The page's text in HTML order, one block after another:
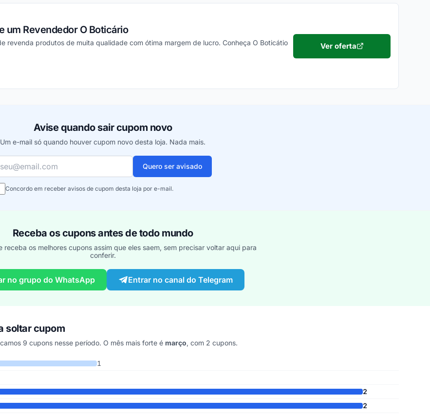
um Revendedor O Boticário
revenda produtos de muita qualidade com ótima margem de lucro. Conheça O Boticátio
Ver oferta
Avise quando sair cupom novo
Um e-mail só quando houver cupom novo desta loja. Nada mais.
Quero ser avisado
Concordo em receber avisos de cupom desta loja por e-mail.
Receba os cupons antes de todo mundo
receba os melhores cupons assim que eles saem, sem precisar voltar aqui para
conferir.
no grupo do WhatsApp Entrar no canal do Telegram
soltar cupom
9 cupons nesse período. O mês mais forte é março, com 2 cupons.
os últimos 8 anos
1
2
2